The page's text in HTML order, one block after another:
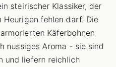
steirischer Klassiker, der
Heurigen fehlen darf. Die
Käferbohnen
nussiges Aroma - sie sind
und liefern reichlich